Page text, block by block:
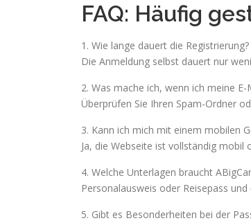
FAQ: Häufig
1. Wie lange dauert die Registrierung?
Die Anmeldung selbst dauert nur
2. Was mache ich, wenn ich meine
Überprüfen Sie Ihren Spam-Ordner
3. Kann ich mich mit einem mobilen
Ja, die Webseite ist vollständig
4. Welche Unterlagen braucht
Personalausweis oder Reisepass
5. Gibt es Besonderheiten bei der